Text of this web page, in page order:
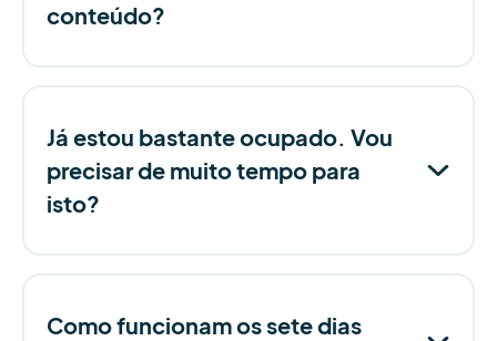
conteúdo?
Já estou bastante ocupado. Vou
precisar de muito tempo para
isto?
Como funcionam os sete dias